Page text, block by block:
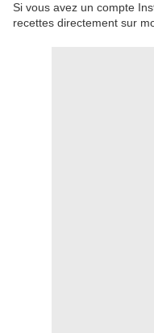
Si vous avez un compte
recettes directement sur